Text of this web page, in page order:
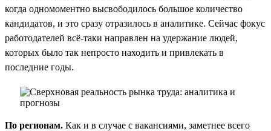
когда одномоментно высвободилось большое количество
кандидатов, и это сразу отразилось в аналитике. Сейчас фокус
работодателей всё-таки направлен на удержание людей,
которых было так непросто находить и привлекать в
последние годы.
По регионам. Как и в случае с вакансиями, заметнее всего